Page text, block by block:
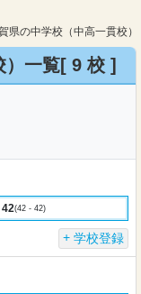
県の中学校（中高一貫校）
）一覧[ 9 校 ]
(42 - 42)
学校登録